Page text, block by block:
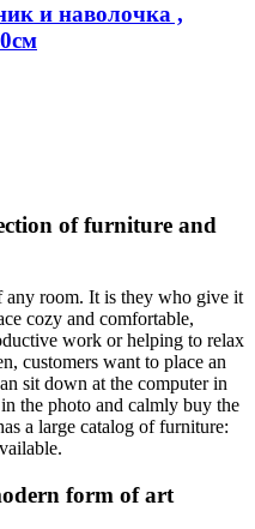
и наволочка ,
of furniture and
any room. It is they who give it
cozy and comfortable,
work or helping to relax
customers want to place an
sit down at the computer in
the photo and calmly buy the
a large catalog of furniture:
form of art